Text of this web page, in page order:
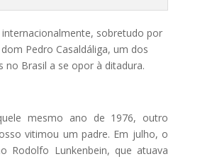
sobretudo por
Pedro Casaldáliga, um dos
no Brasil a se opor à ditadura.
mesmo ano de 1976, outro
vitimou um padre. Em julho, o
Rodolfo Lunkenbein, que atuava